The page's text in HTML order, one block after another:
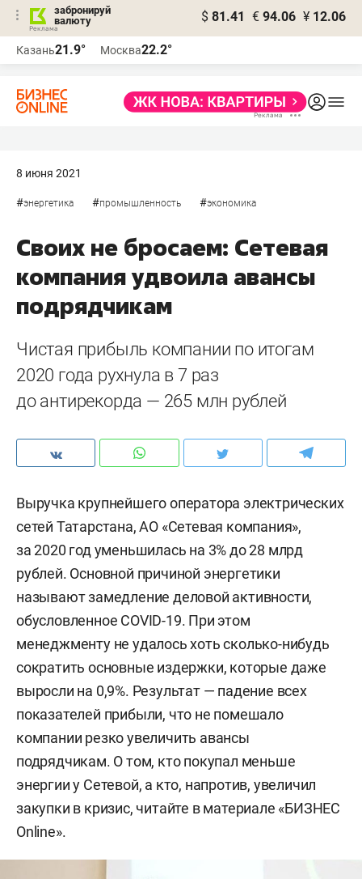
забронируй
валюту
$ 81.41 € 94.06 ¥ 12.06
Казань21.9° Москва22.2°
8 июня 2021
#энергетика #промышленность #экономика
Своих не бросаем: Сетевая
компания удвоила авансы
подрядчикам
Чистая прибыль компании по итогам
2020 года рухнула в 7 раз
до антирекорда — 265 млн рублей
Выручка крупнейшего оператора электрических
сетей Татарстана, АО «Сетевая компания»,
за 2020 год уменьшилась на 3% до 28 млрд
рублей. Основной причиной энергетики
называют замедление деловой активности,
обусловленное COVID-19. При этом
менеджменту не удалось хоть сколько-нибудь
сократить основные издержки, которые даже
выросли на 0,9%. Результат — падение всех
показателей прибыли, что не помешало
компании резко увеличить авансы
подрядчикам. О том, кто покупал меньше
энергии у Сетевой, а кто, напротив, увеличил
закупки в кризис, читайте в материале «БИЗНЕС
Online».